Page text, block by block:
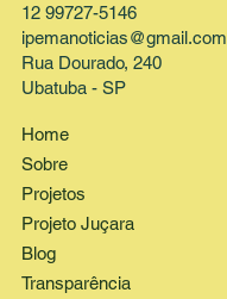
12 99727-5146
ipemanoticias@gmail.com
Rua Dourado, 240
Ubatuba - SP
Home
Sobre
Projetos
Projeto Juçara
Blog
Transparência